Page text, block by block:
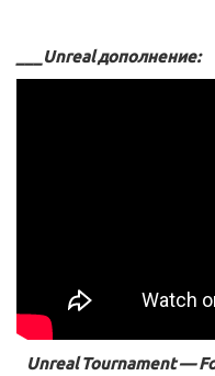
___Unreal дополнение:
Unreal Tournament —